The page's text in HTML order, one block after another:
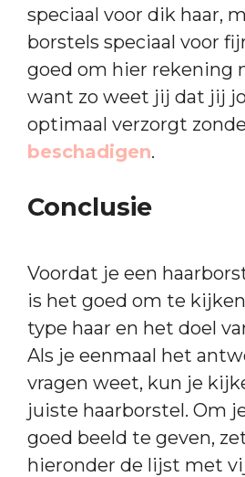
speciaal voor dik haar,
borstels speciaal voor
goed om hier rekening
want zo weet jij dat jij
optimaal verzorgt
beschadigen.
Conclusie
Voordat je een
is het goed om te
type haar en het doel
Als je eenmaal het
vragen weet, kun je
juiste haarborstel. Om
goed beeld te geven,
hieronder de lijst met